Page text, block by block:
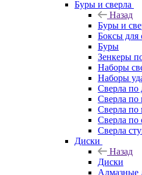
Буры и сверла
Назад
Буры и
Боксы для
Буры
Зенкеры
Наборы
Наборы
Сверла по
Сверла
Сверла по
Сверла по
Сверла
Диски
Назад
Диски
Алмазные